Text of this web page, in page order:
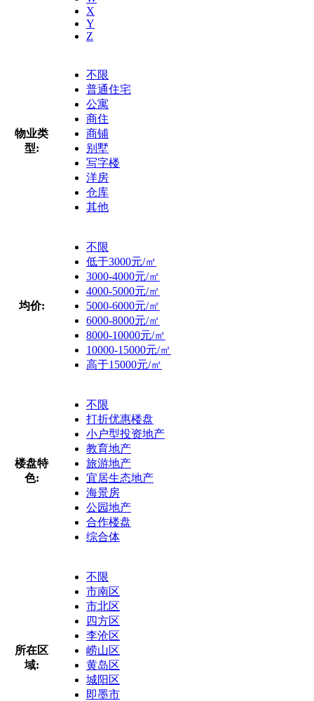
X
Y
Z
物业类
型:
不限
普通住宅
公寓
商住
商铺
别墅
写字楼
洋房
仓库
其他
均价:
不限
低于3000元/㎡
3000-4000元/㎡
4000-5000元/㎡
5000-6000元/㎡
6000-8000元/㎡
8000-10000元/㎡
10000-15000元/㎡
高于15000元/㎡
楼盘特
色:
不限
打折优惠楼盘
小户型投资地产
教育地产
旅游地产
宜居生态地产
海景房
公园地产
合作楼盘
综合体
所在区
域:
不限
市南区
市北区
四方区
李沧区
崂山区
黄岛区
城阳区
即墨市